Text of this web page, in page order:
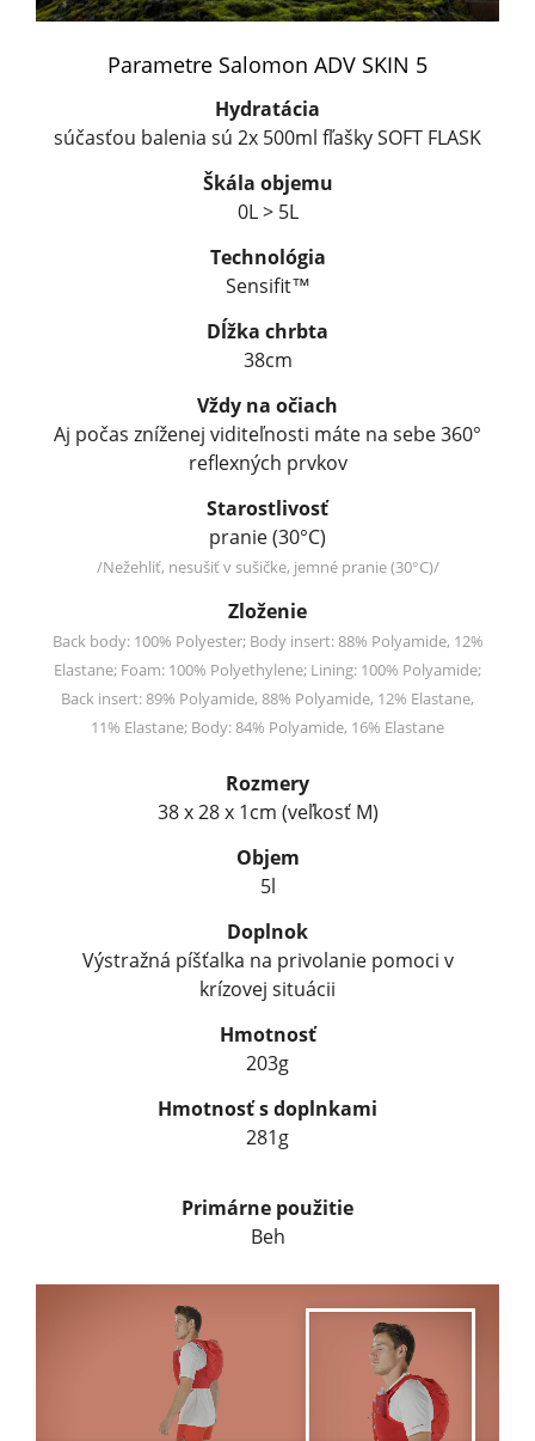
Parametre Salomon ADV SKIN 5
Hydratácia
súčasťou balenia sú 2x 500ml fľašky SOFT FLASK
Škála objemu
0L > 5L
Technológia
Sensifit™
Dĺžka chrbta
38cm
Vždy na očiach
Aj počas zníženej viditeľnosti máte na sebe 360°
reflexných prvkov
Starostlivosť
pranie (30°C)
/Nežehliť, nesušiť v sušičke, jemné pranie (30°C)/
Zloženie
Back body: 100% Polyester; Body insert: 88% Polyamide, 12%
Elastane; Foam: 100% Polyethylene; Lining: 100% Polyamide;
Back insert: 89% Polyamide, 88% Polyamide, 12% Elastane,
11% Elastane; Body: 84% Polyamide, 16% Elastane
Rozmery
38 x 28 x 1cm (veľkosť M)
Objem
5l
Doplnok
Výstražná píšťalka na privolanie pomoci v
krízovej situácii
Hmotnosť
203g
Hmotnosť s doplnkami
281g
Primárne použitie
Beh